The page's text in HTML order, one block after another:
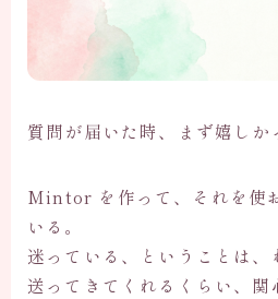
質問が届いた時、まず嬉しか
Mintor を作って、それを使
いる。
迷っている、ということは、
送ってきてくれるくらい、関